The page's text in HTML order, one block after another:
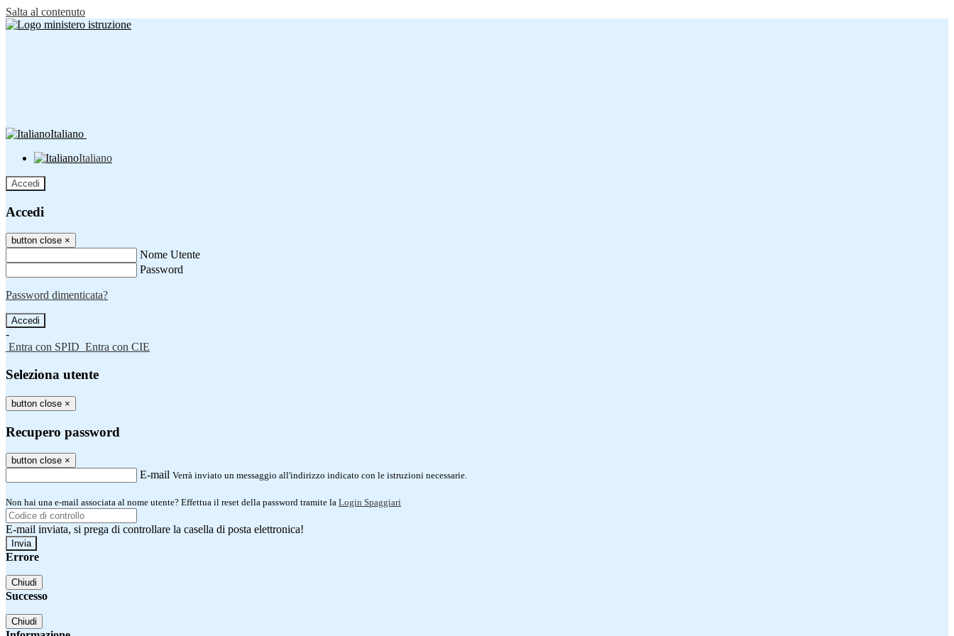
Salta al contenuto
Italiano
Italiano
Accedi
Accedi
button close ×
Nome Utente
Password
Password dimenticata?
-
Entra con SPID Entra con CIE
Seleziona utente
button close ×
Recupero password
button close ×
E-mail Verrà inviato un messaggio all'indirizzo indicato con le istruzioni necessarie.
Non hai una e-mail associata al nome utente? Effettua il reset della password tramite la Login Spaggiari
E-mail inviata, si prega di controllare la casella di posta elettronica!
Errore
Chiudi
Successo
Chiudi